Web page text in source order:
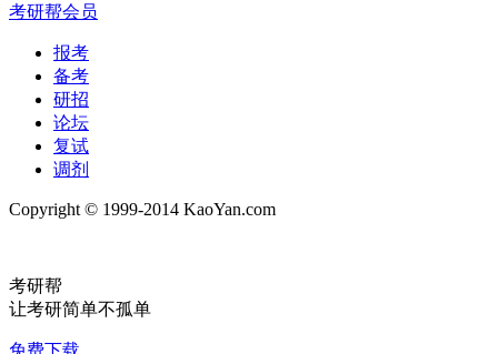
考研帮会员
报考
备考
研招
论坛
复试
调剂
Copyright © 1999-2014 KaoYan.com
考研帮
让考研简单不孤单
免费下载